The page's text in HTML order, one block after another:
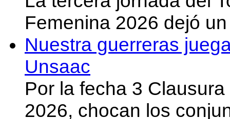
Femenina 2026 dejó
Nuestra guerreras
Unsaac
Por la fecha 3
2026, chocan los